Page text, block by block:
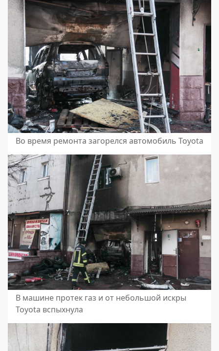
Во время ремонта загорелся автомобиль Toyota
В машине протек газ и от небольшой искры
Toyota вспыхнула